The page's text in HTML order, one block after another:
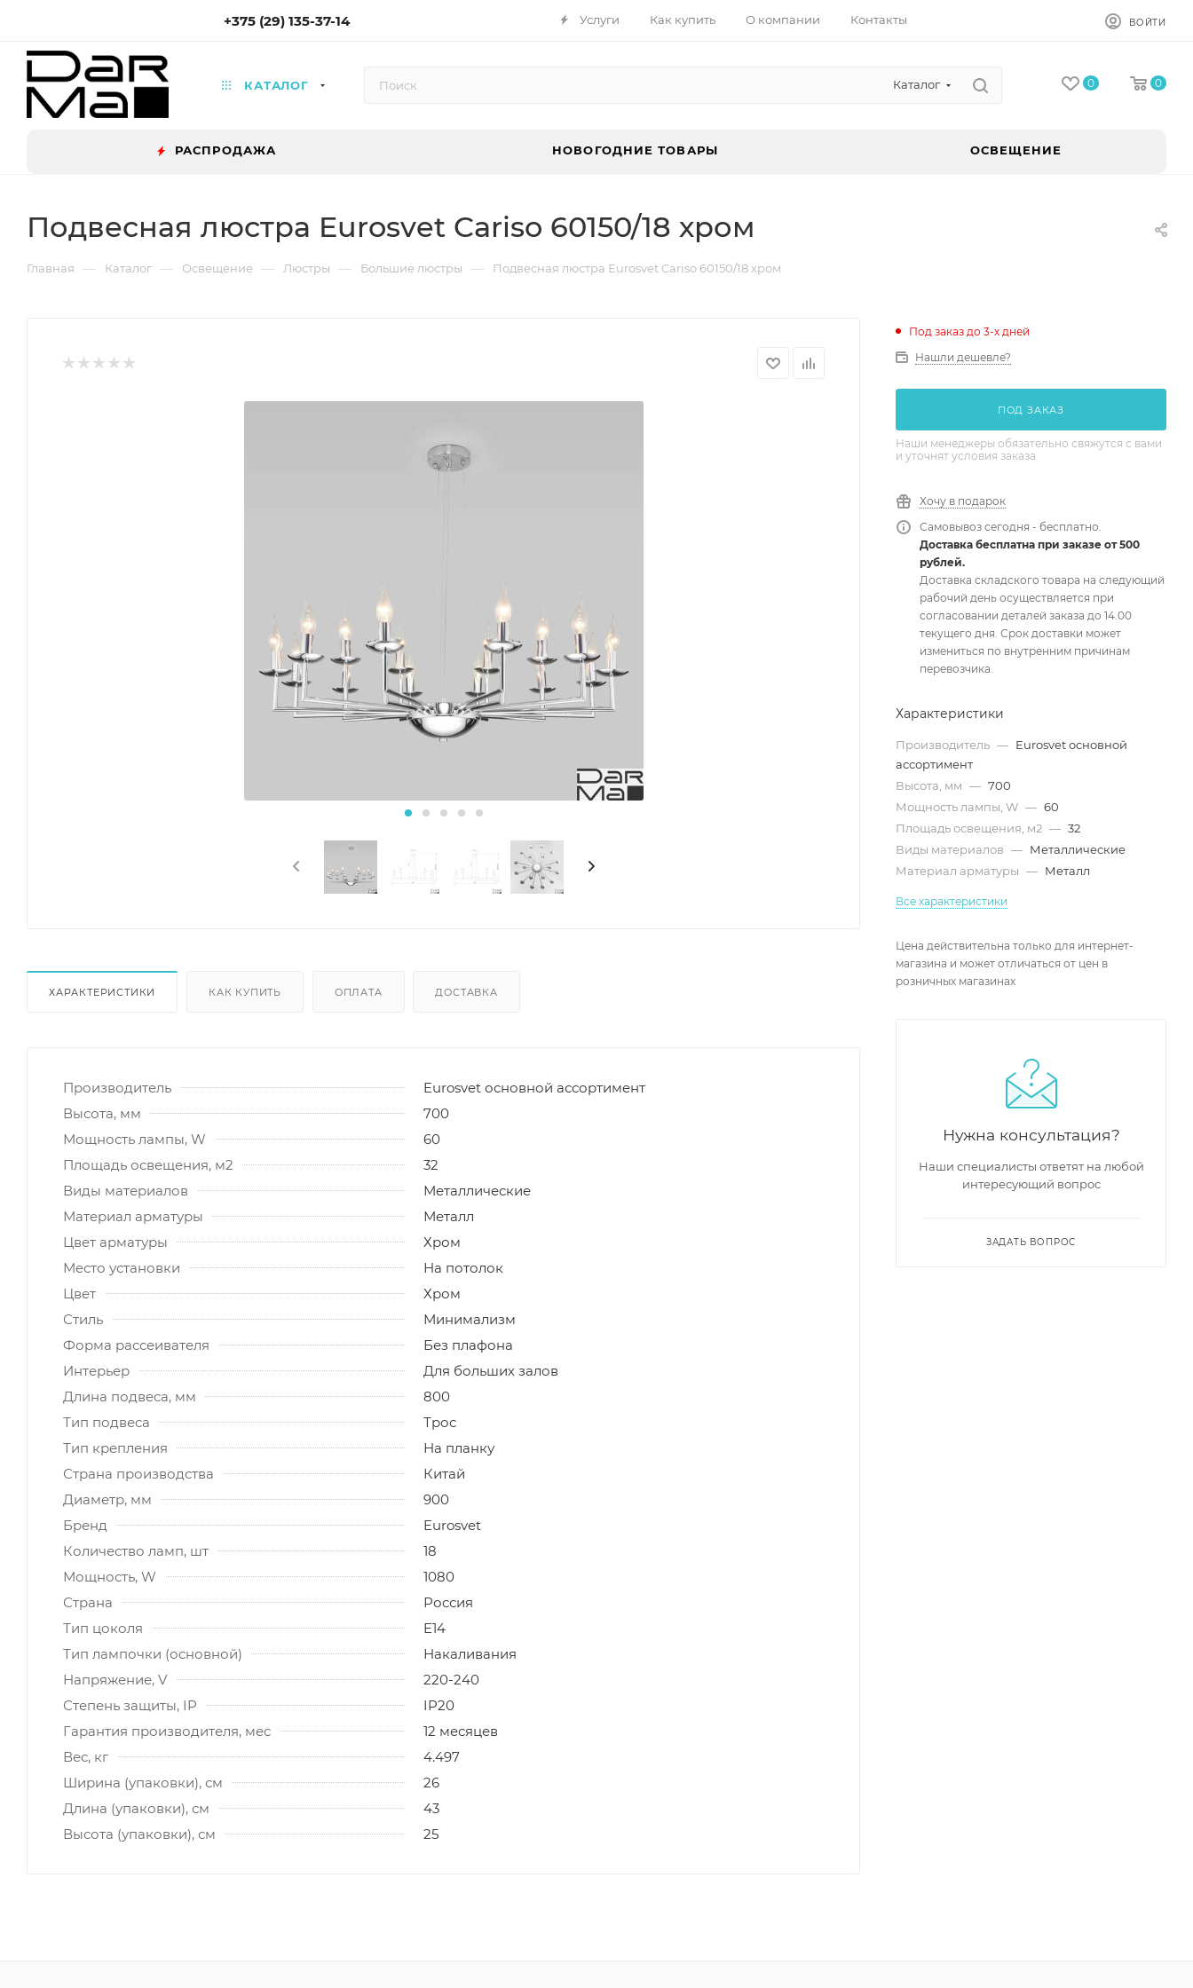
+375 (29) 135-37-14 Услуги Как купить О компании Контакты ВОЙТИ
КАТАЛОГ Каталог 0 0
РАСПРОДАЖА НОВОГОДНИЕ ТОВАРЫ ОСВЕЩЕНИЕ
Подвесная люстра Eurosvet Cariso 60150/18 хром
Главная — Каталог — Освещение — Люстры — Большие люстры — Подвесная люстра Eurosvet Cariso 60150/18 хром
ХАРАКТЕРИСТИКИ КАК КУПИТЬ ОПЛАТА ДОСТАВКА
Производитель
Eurosvet основной ассортимент
Высота, мм
700
Мощность лампы, W
60
Площадь освещения, м2
32
Виды материалов
Металлические
Материал арматуры
Металл
Цвет арматуры
Хром
Место установки
На потолок
Цвет
Хром
Стиль
Минимализм
Форма рассеивателя
Без плафона
Интерьер
Для больших залов
Длина подвеса, мм
800
Тип подвеса
Трос
Тип крепления
На планку
Страна производства
Китай
Диаметр, мм
900
Бренд
Eurosvet
Количество ламп, шт
18
Мощность, W
1080
Страна
Россия
Тип цоколя
E14
Тип лампочки (основной)
Накаливания
Напряжение, V
220-240
Степень защиты, IP
IP20
Гарантия производителя, мес
12 месяцев
Вес, кг
4.497
Ширина (упаковки), см
26
Длина (упаковки), см
43
Высота (упаковки), см
25
Под заказ до 3-х дней
Нашли дешевле?
ПОД ЗАКАЗ
Наши менеджеры обязательно свяжутся с вами
и уточнят условия заказа
Хочу в подарок
Самовывоз сегодня - бесплатно.
Доставка бесплатна при заказе от 500
рублей.
Доставка складского товара на следующий
рабочий день осуществляется при
согласовании деталей заказа до 14.00
текущего дня. Срок доставки может
измениться по внутренним причинам
перевозчика.
Характеристики
Производитель — Eurosvet основной
ассортимент
Высота, мм — 700
Мощность лампы, W — 60
Площадь освещения, м2 — 32
Виды материалов — Металлические
Материал арматуры — Металл
Все характеристики
Цена действительна только для интернет-
магазина и может отличаться от цен в
розничных магазинах
Нужна консультация?
Наши специалисты ответят на любой
интересующий вопрос
ЗАДАТЬ ВОПРОС